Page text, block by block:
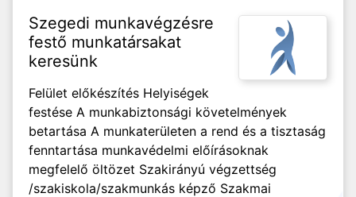
Szegedi munkavégzésre
festő munkatársakat
keresünk
Felület előkészítés Helyiségek
festése A munkabiztonsági követelmények
betartása A munkaterületen a rend és a tisztaság
fenntartása munkavédelmi előírásoknak
megfelelő öltözet Szakirányú végzettség
/szakiskola/szakmunkás képző Szakmai